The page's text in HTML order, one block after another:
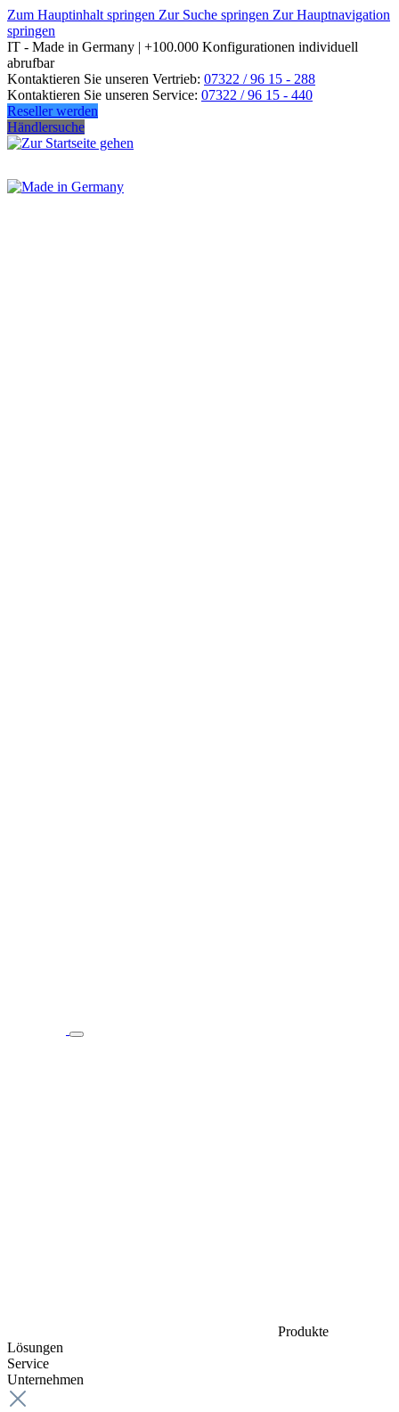
Zum Hauptinhalt springen Zur Suche springen Zur Hauptnavigation
springen
IT - Made in Germany | +100.000 Konfigurationen individuell
abrufbar
Kontaktieren Sie unseren Vertrieb: 07322 / 96 15 - 288
Kontaktieren Sie unseren Service: 07322 / 96 15 - 440
Reseller werden
Händlersuche
Produkte
Lösungen
Service
Unternehmen